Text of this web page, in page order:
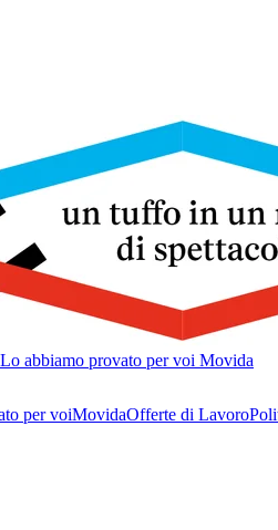
Lo abbiamo provato per voi Movida
per voiMovidaOfferte di Lavoro